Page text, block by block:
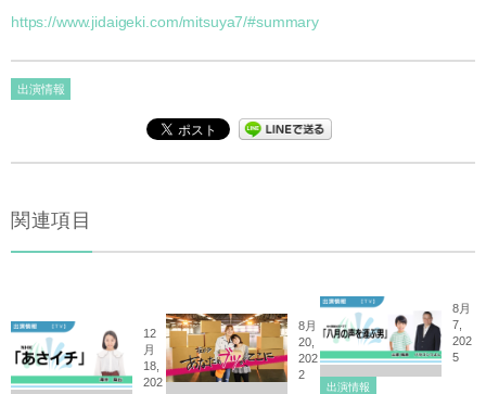
https://www.jidaigeki.com/mitsuya7/#summary
出演情報
関連項目
12
月
18,
202
8月
20,
202
2
8月
7,
202
5
出演情報